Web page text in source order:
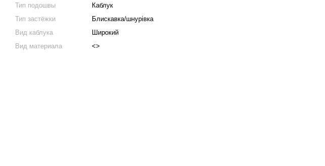
Тип подошвы
Каблук
Тип застёжки
Блискавка/шнурівка
Вид каблука
Широкий
Вид материала
<>